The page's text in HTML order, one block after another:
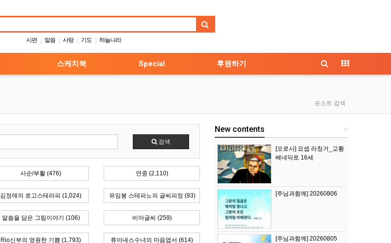
시편 | 말씀 | 사랑 | 기도 | 하늘나라
스케치북 Special 후원하기
포스트 검색
검색
사순/부활 (476) 연중 (2,110)
김정애의 로고스테라피 (1,024) 유임봉 스테파노의 글씨피정 (93)
말씀을 담은 그림이야기 (106) 비아글씨 (259)
Rio신부의 영원한 기쁨 (1,793) 류아녜스수녀의 마음엽서 (614)
+
New contents
[오로사] 요셉 라칭거_교황
베네딕토 16세
[주님과함께] 20260806
[주님과함께] 20260805